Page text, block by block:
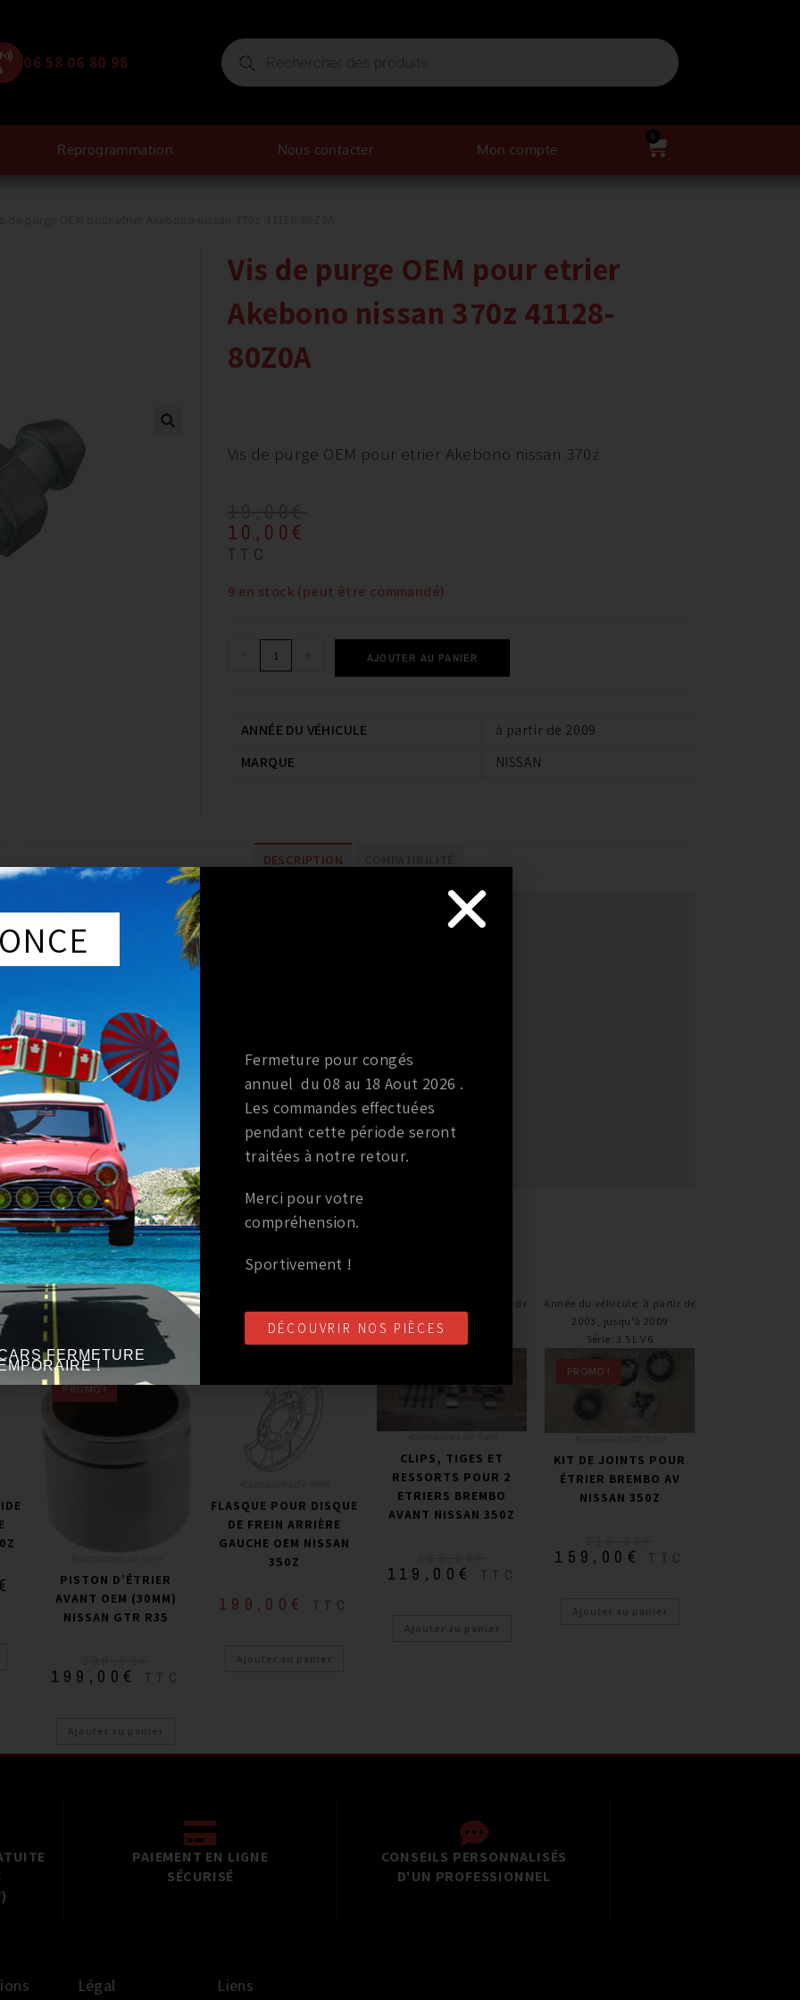
06 58 06 80 98
Reprogrammation Nous contacter Mon compte
0
Vis de purge OEM pour etrier
Akebono nissan 370z 41128-
80Z0A
Vis de purge OEM pour etrier Akebono nissan 370z
10,00 €
TTC
9 en stock (peut être commandé)
- + AJOUTER AU PANIER
ANNÉE DU VÉHICULE
à partir de 2009
MARQUE
NISSAN
DESCRIPTION
DESCRIPTION
Prix à la pièce
Compatible etrier AKEBONO d’origine.
de
Marque:NISSAN
Année du véhicule
à partir de
Série:V6 3.8L
PROMO !
PISTON D’ÉTRIER
AVANT OEM (30MM)
NISSAN GTR R35
199,00€ TTC
Ajouter au panier
Année du véhicule: à partir de
FLASQUE POUR DISQUE
DE FREIN ARRIÈRE
GAUCHE OEM NISSAN
350Z
199,00 € TTC
Ajouter au panier
à partir de
2003, jusqu’à 2009
CLIPS, TIGES ET
RESSORTS POUR 2
ETRIERS BREMBO
AVANT NISSAN 350Z
119,00 € TTC
Ajouter au panier
Année du véhicule: à partir de
2003, jusqu’à 2009
Série: 3.5L V6
PROMO !
KIT DE JOINTS POUR
ÉTRIER BREMBO AV
NISSAN 350Z
159,00 € TTC
Ajouter au panier
PAIEMENT EN LIGNE
SÉCURISÉ
CONSEILS PERSONNALISÉS
D'UN PROFESSIONNEL
Légal Liens
FERMETURE
!
Fermeture pour congés
annuel du 08 au 18 Aout 2026 .
Les commandes effectuées
pendant cette période seront
traitées à notre retour.
Merci pour votre
compréhension.
Sportivement !
DÉCOUVRIR NOS PIÈCES